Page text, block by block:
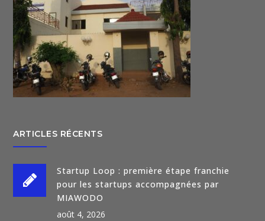
ARTICLES RÉCENTS
Startup Loop : première étape franchie
pour les startups accompagnées par
MIAWODO
août 4, 2026